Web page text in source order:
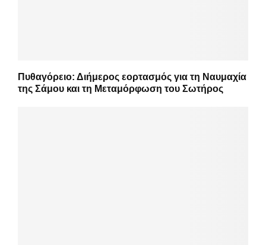
Πυθαγόρειο: Διήμερος εορτασμός για τη Ναυμαχία
της Σάμου και τη Μεταμόρφωση του Σωτήρος